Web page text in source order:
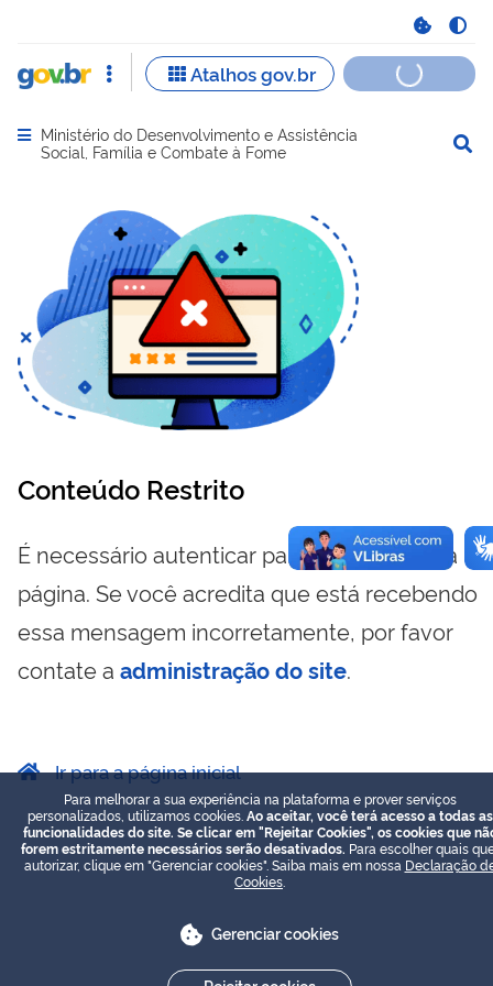
Abrir menu principal de navegação
Ministério do Desenvolvimento e Assistência
Social, Família e Combate à Fome
Conteúdo Restrito
É necessário autenticar para visualizar essa
página. Se você acredita que está recebendo
essa mensagem incorretamente, por favor
contate a administração do site.
Ir para a página inicial
Para melhorar a sua experiência na plataforma e prover serviços
personalizados, utilizamos cookies. Ao aceitar, você terá acesso a todas as
funcionalidades do site. Se clicar em "Rejeitar Cookies", os cookies que
forem estritamente necessários serão desativados. Para escolher quais
autorizar, clique em "Gerenciar cookies". Saiba mais em nossa Declaração
Cookies
Gerenciar cookies